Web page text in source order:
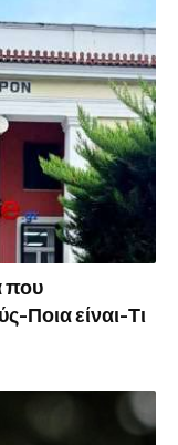
που
Ποια είναι-Τι